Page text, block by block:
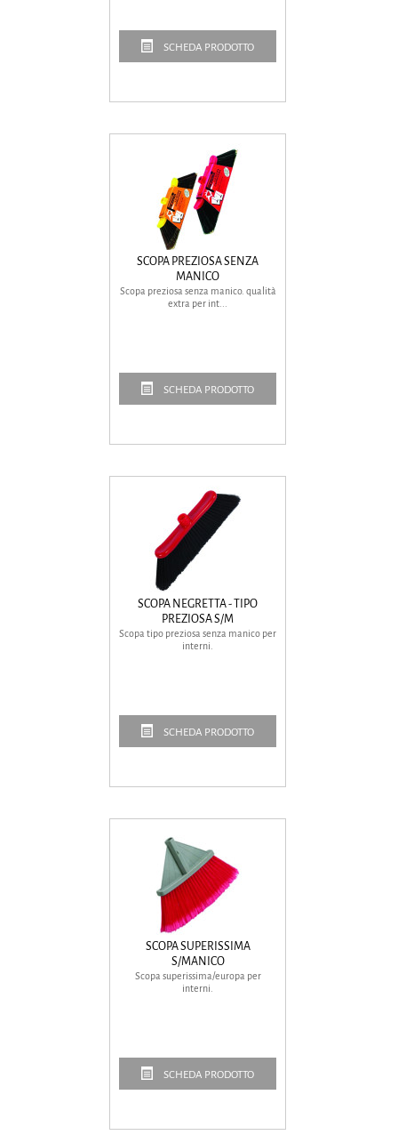
SCHEDA PRODOTTO
SCOPA PREZIOSA SENZA
MANICO
Scopa preziosa senza manico. qualità
extra per int...
SCHEDA PRODOTTO
SCOPA NEGRETTA - TIPO
PREZIOSA S/M
Scopa tipo preziosa senza manico per
interni.
SCHEDA PRODOTTO
SCOPA SUPERISSIMA
S/MANICO
Scopa superissima/europa per
interni.
SCHEDA PRODOTTO